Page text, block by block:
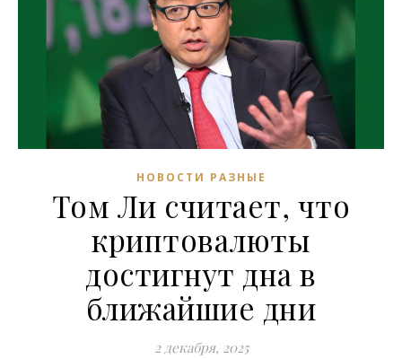
НОВОСТИ РАЗНЫЕ
Том Ли считает, что
криптовалюты
достигнут дна в
ближайшие дни
2 декабря, 2025